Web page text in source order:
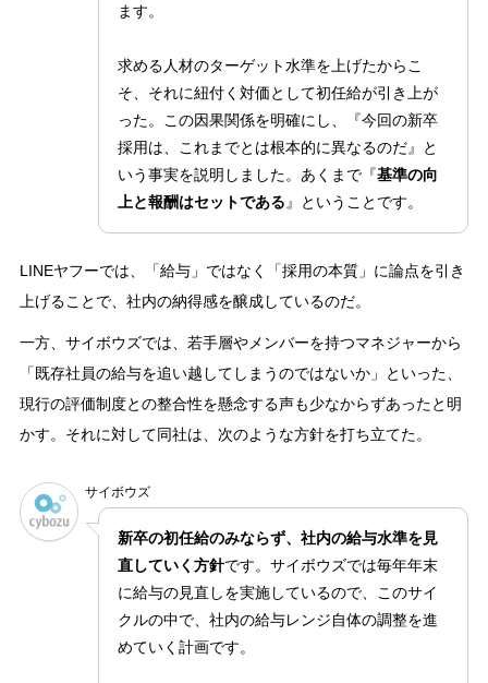
ます。
求める人材のターゲット水準を上げたからこ
そ、それに紐付く対価として初任給が引き上が
った。この因果関係を明確にし、『今回の新卒
採用は、これまでとは根本的に異なるのだ』と
いう事実を説明しました。あくまで『基準の向
上と報酬はセットである 』ということです。
LINEヤフーでは、「給与」ではなく「採用の本質」に論点を引き
上げることで、社内の納得感を醸成しているのだ。
一方、サイボウズでは、若手層やメンバーを持つマネジャーから
「既存社員の給与を追い越してしまうのではないか」といった、
現行の評価制度との整合性を懸念する声も少なからずあったと明
かす。それに対して同社は、次のような方針を打ち立てた。
サイボウズ
新卒の初任給のみならず、社内の給与水準を見
直していく方針です。サイボウズでは毎年年末
に給与の見直しを実施しているので、このサイ
クルの中で、社内の給与レンジ自体の調整を進
めていく計画です。